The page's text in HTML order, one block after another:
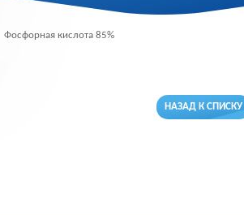
Фосфорная кислота 85%
НАЗАД К СПИСКУ